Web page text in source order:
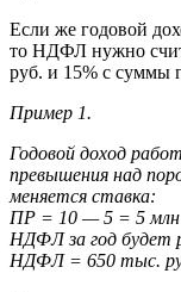
Если же годовой
то НДФЛ нужно
руб. и 15% с суммы
Пример 1.
Годовой доход
превышения над
меняется ставка:
ПР = 10 — 5 = 5 млн
НДФЛ за год будет
НДФЛ = 650 тыс.